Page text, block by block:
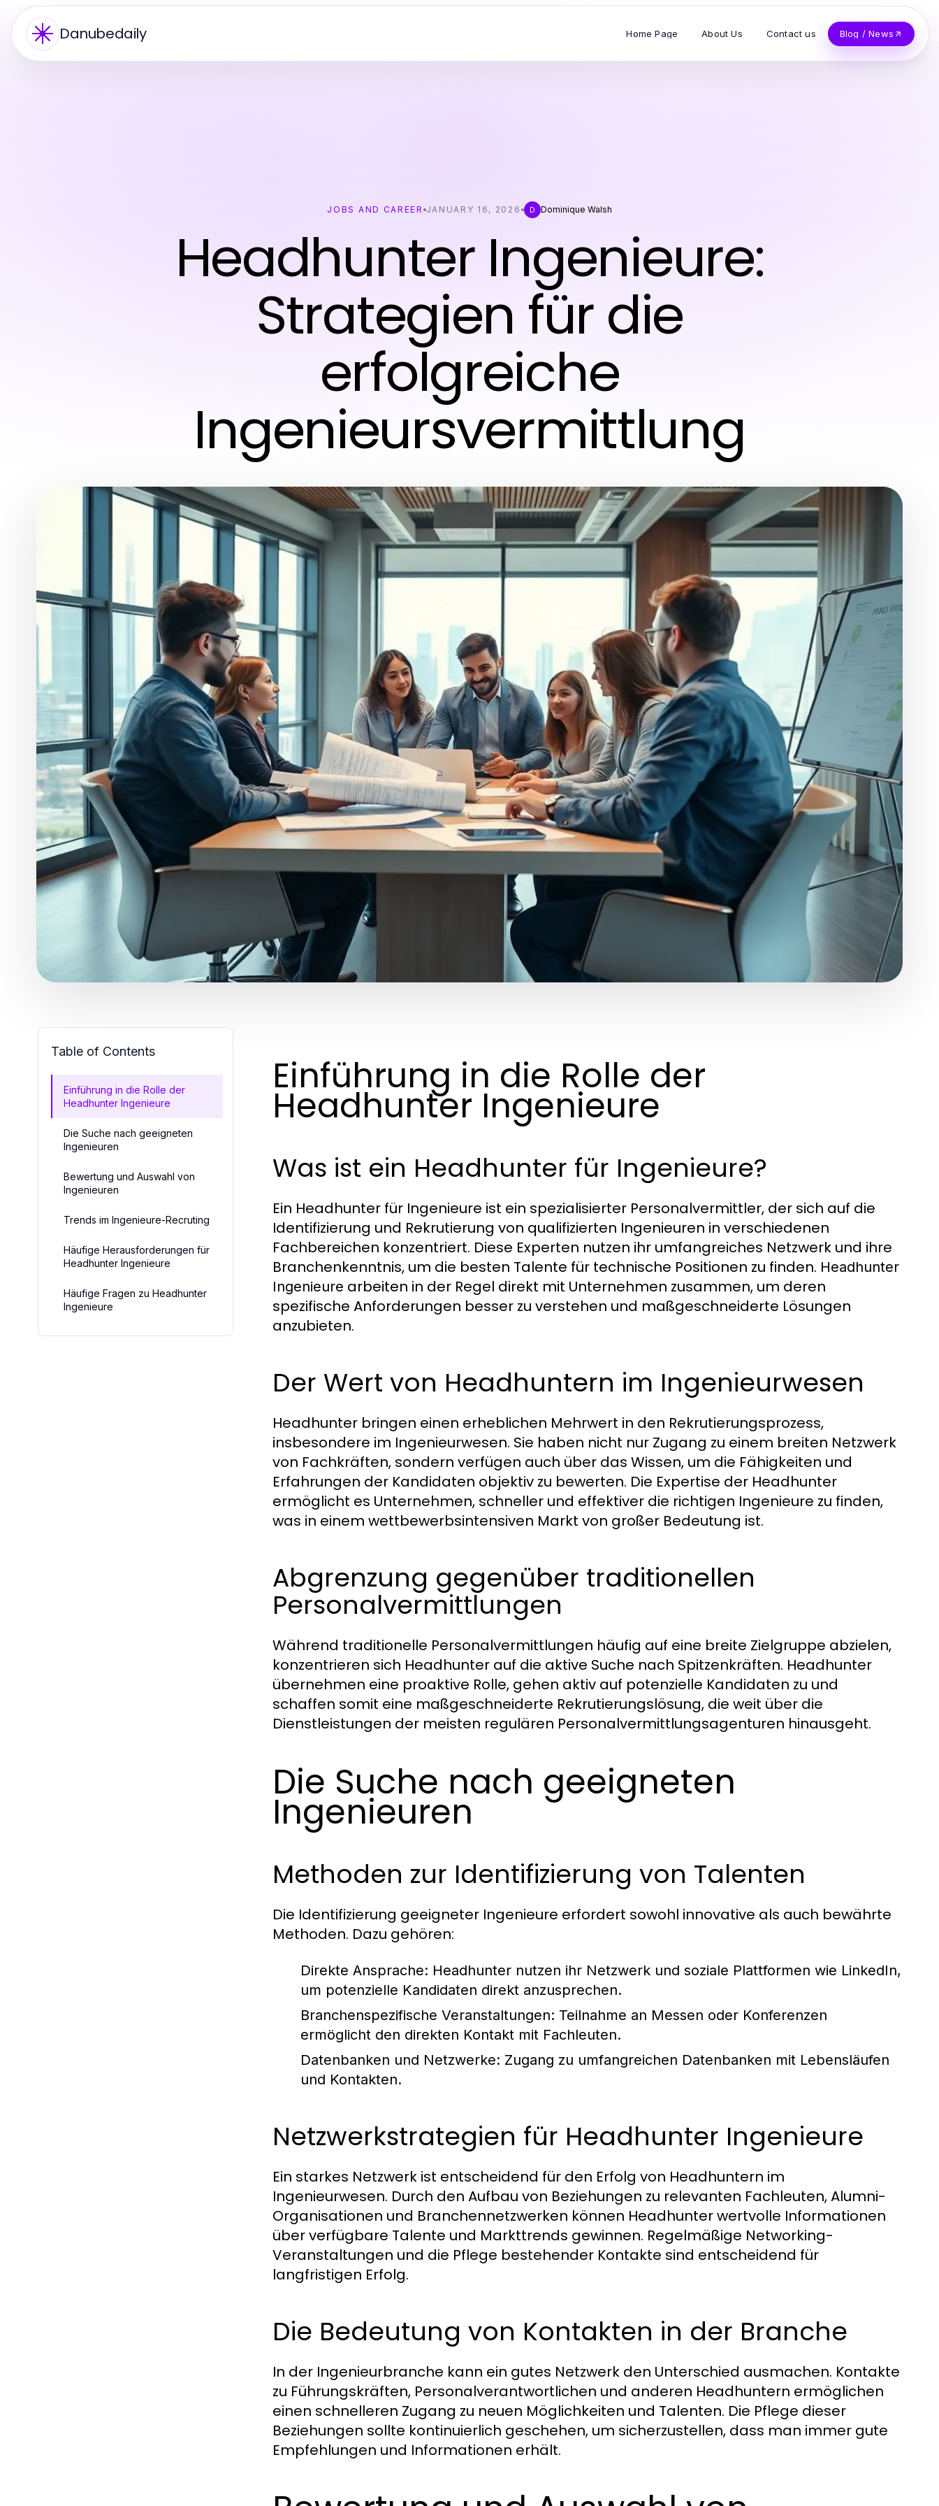
Danubedaily Home Page About Us Contact us Blog / News
JOBS AND CAREER JANUARY 16, 2026 D Dominique Walsh
Headhunter Ingenieure:
Strategien für die
erfolgreiche
Ingenieursvermittlung
Table of Contents
Einführung in die Rolle der
Headhunter Ingenieure
Die Suche nach geeigneten
Ingenieuren
Bewertung und Auswahl von
Ingenieuren
Trends im Ingenieure-Recruting
Häufige Herausforderungen für
Headhunter Ingenieure
Häufige Fragen zu Headhunter
Ingenieure
Einführung in die Rolle der
Headhunter Ingenieure
Was ist ein Headhunter für Ingenieure?
Ein Headhunter für Ingenieure ist ein spezialisierter Personalvermittler, der sich auf die
Identifizierung und Rekrutierung von qualifizierten Ingenieuren in verschiedenen
Fachbereichen konzentriert. Diese Experten nutzen ihr umfangreiches Netzwerk und ihre
Branchenkenntnis, um die besten Talente für technische Positionen zu finden. Headhunter
Ingenieure arbeiten in der Regel direkt mit Unternehmen zusammen, um deren
spezifische Anforderungen besser zu verstehen und maßgeschneiderte Lösungen
anzubieten.
Der Wert von Headhuntern im Ingenieurwesen
Headhunter bringen einen erheblichen Mehrwert in den Rekrutierungsprozess,
insbesondere im Ingenieurwesen. Sie haben nicht nur Zugang zu einem breiten Netzwerk
von Fachkräften, sondern verfügen auch über das Wissen, um die Fähigkeiten und
Erfahrungen der Kandidaten objektiv zu bewerten. Die Expertise der Headhunter
ermöglicht es Unternehmen, schneller und effektiver die richtigen Ingenieure zu finden,
was in einem wettbewerbsintensiven Markt von großer Bedeutung ist.
Abgrenzung gegenüber traditionellen
Personalvermittlungen
Während traditionelle Personalvermittlungen häufig auf eine breite Zielgruppe abzielen,
konzentrieren sich Headhunter auf die aktive Suche nach Spitzenkräften. Headhunter
übernehmen eine proaktive Rolle, gehen aktiv auf potenzielle Kandidaten zu und
schaffen somit eine maßgeschneiderte Rekrutierungslösung, die weit über die
Dienstleistungen der meisten regulären Personalvermittlungsagenturen hinausgeht.
Die Suche nach geeigneten
Ingenieuren
Methoden zur Identifizierung von Talenten
Die Identifizierung geeigneter Ingenieure erfordert sowohl innovative als auch bewährte
Methoden. Dazu gehören:
Direkte Ansprache: Headhunter nutzen ihr Netzwerk und soziale Plattformen wie LinkedIn,
um potenzielle Kandidaten direkt anzusprechen.
Branchenspezifische Veranstaltungen: Teilnahme an Messen oder Konferenzen
ermöglicht den direkten Kontakt mit Fachleuten.
Datenbanken und Netzwerke: Zugang zu umfangreichen Datenbanken mit Lebensläufen
und Kontakten.
Netzwerkstrategien für Headhunter Ingenieure
Ein starkes Netzwerk ist entscheidend für den Erfolg von Headhuntern im
Ingenieurwesen. Durch den Aufbau von Beziehungen zu relevanten Fachleuten, Alumni-
Organisationen und Branchennetzwerken können Headhunter wertvolle Informationen
über verfügbare Talente und Markttrends gewinnen. Regelmäßige Networking-
Veranstaltungen und die Pflege bestehender Kontakte sind entscheidend für
langfristigen Erfolg.
Die Bedeutung von Kontakten in der Branche
In der Ingenieurbranche kann ein gutes Netzwerk den Unterschied ausmachen. Kontakte
zu Führungskräften, Personalverantwortlichen und anderen Headhuntern ermöglichen
einen schnelleren Zugang zu neuen Möglichkeiten und Talenten. Die Pflege dieser
Beziehungen sollte kontinuierlich geschehen, um sicherzustellen, dass man immer gute
Empfehlungen und Informationen erhält.